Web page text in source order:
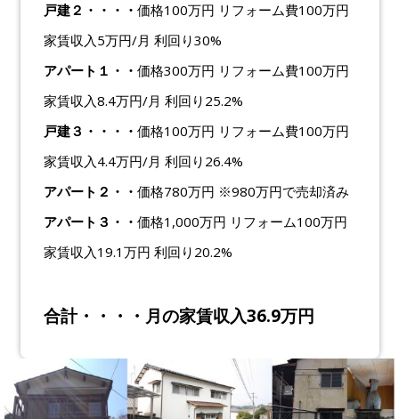
戸建２・・・・ 価格100万円 リフォーム費100万円
家賃収入5万円/月 利回り30%
アパート１・・ 価格300万円 リフォーム費100万円
家賃収入8.4万円/月 利回り25.2%
戸建３・・・・ 価格100万円 リフォーム費100万円
家賃収入4.4万円/月 利回り26.4%
アパート２・・ 価格780万円 ※980万円で売却済み
アパート３・・ 価格1,000万円 リフォーム100万円
家賃収入19.1万円 利回り20.2%
合計・・・・月の家賃収入36.9万円